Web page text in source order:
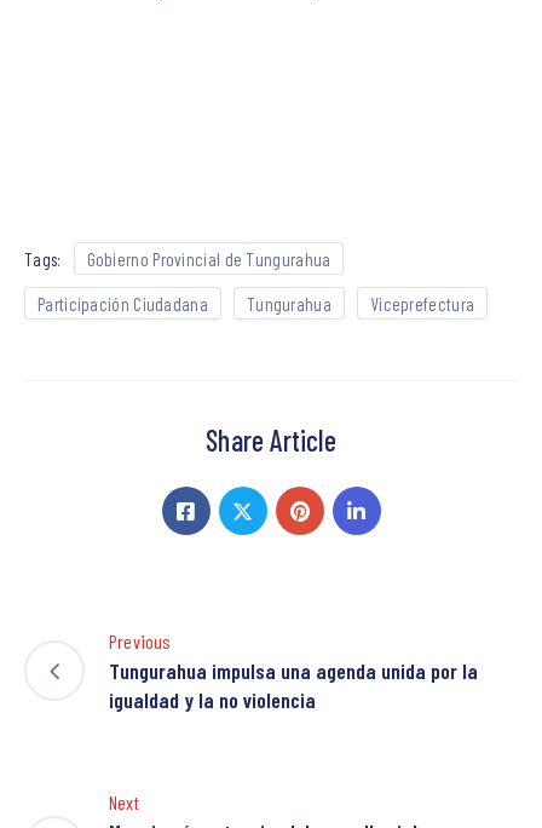
Tags: Gobierno Provincial de Tungurahua
Participación Ciudadana Tungurahua Viceprefectura
Share Article
Previous
Tungurahua impulsa una agenda unida por la
igualdad y la no violencia
Next